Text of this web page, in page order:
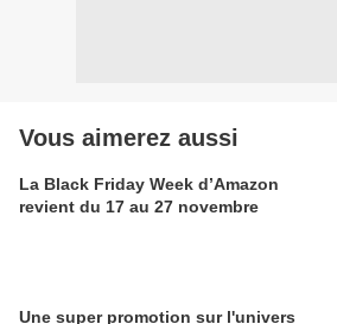
Vous aimerez aussi
La Black Friday Week d’Amazon
revient du 17 au 27 novembre
Une super promotion sur l'univers